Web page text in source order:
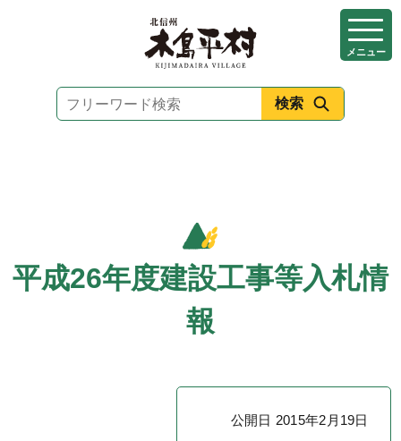
メニュー
平成26年度建設工事等入札情
報
公開日 2015年2月19日